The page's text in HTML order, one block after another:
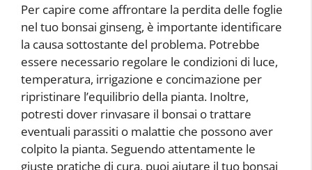
Per capire come affrontare la perdita delle foglie
nel tuo bonsai ginseng, è importante identificare
la causa sottostante del problema. Potrebbe
essere necessario regolare le condizioni di luce,
temperatura, irrigazione e concimazione per
ripristinare l’equilibrio della pianta. Inoltre,
potresti dover rinvasare il bonsai o trattare
eventuali parassiti o malattie che possono aver
colpito la pianta. Seguendo attentamente le
giuste pratiche di cura, puoi aiutare il tuo bonsai